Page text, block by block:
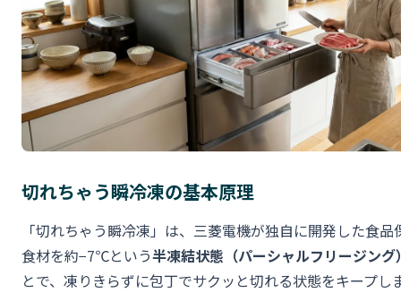
切れちゃう瞬冷凍の基本原理
「切れちゃう瞬冷凍」は、三菱電機が独自に開発した食品
食材を約−7℃という半凍結状態（パーシャルフリージング
とで、凍りきらずに包丁でサクッと切れる状態をキープし